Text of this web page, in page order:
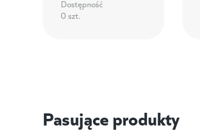
Dostępność
0 szt.
Pasujące produkty